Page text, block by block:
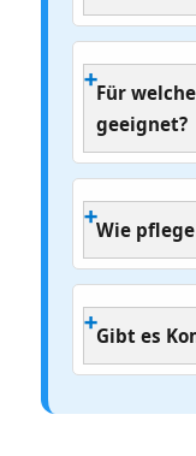
Für
geeignet?
Wie
Gibt es